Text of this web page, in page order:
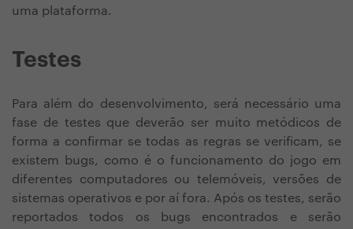
uma plataforma.
Testes
Para além do desenvolvimento, será necessário uma
fase de testes que deverão ser muito metódicos de
forma a confirmar se todas as regras se verificam, se
existem bugs, como é o funcionamento do jogo em
diferentes computadores ou telemóveis, versões de
sistemas operativos e por aí fora. Após os testes, serão
reportados todos os bugs encontrados e serão